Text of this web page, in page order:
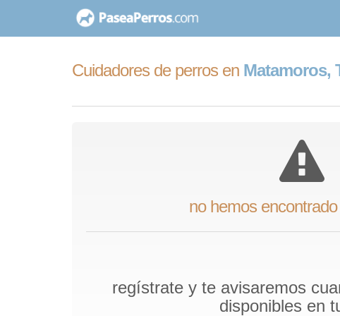
contenido
Cuidadores de perros en Matamoros,
no hemos
regístrate y te avisaremos
disponibles en